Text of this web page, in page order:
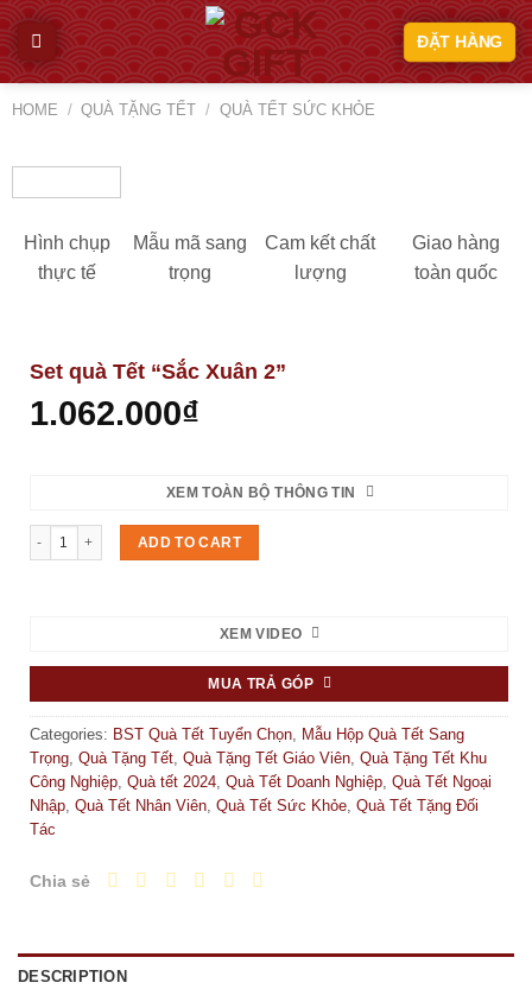
Skip
to
content
ĐẶT HÀNG
HOME / QUÀ TẶNG TẾT / QUÀ TẾT SỨC KHỎE
Hình chụp
thực tế
Mẫu mã sang
trọng
Cam kết chất
lượng
Giao hàng
toàn quốc
Set quà Tết “Sắc Xuân 2”
1.062.000₫
XEM TOÀN BỘ THÔNG TIN
ADD TO CART
XEM VIDEO
MUA TRẢ GÓP
Categories: BST Quà Tết Tuyển Chọn,
Mẫu Hộp Quà Tết Sang
Trọng, Quà Tặng Tết, Quà Tặng Tết Giáo Viên, Quà Tặng Tết Khu
Công Nghiệp, Quà tết 2024, Quà Tết Doanh Nghiệp, Quà Tết Ngoại
Nhập, Quà Tết Nhân Viên, Quà Tết Sức Khỏe, Quà Tết Tặng Đối
Tác
Chia sẻ
DESCRIPTION